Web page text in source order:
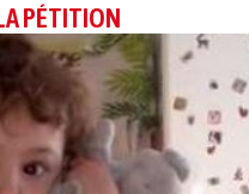
PÉTITION